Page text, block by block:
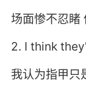
场面惨不忍睹
2. I think
我认为指甲只